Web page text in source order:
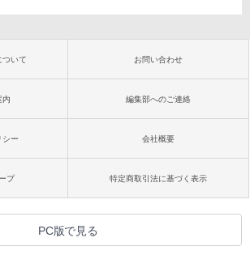
ついて お問い合わせ
内 編集部へのご連絡
シー 会社概要
プ 特定商取引法に基づく表示
PC版で見る